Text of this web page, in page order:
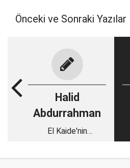
Önceki ve Sonraki Yazılar
Halid
Abdurrahman
El Kaide'nin